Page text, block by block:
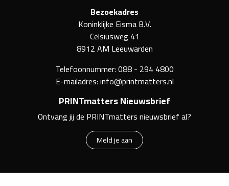
Bezoekadres
Koninklijke Eisma B.V.
Celsiusweg 41
8912 AM Leeuwarden
Telefoonnummer:088 - 294 4800
E-mailadres:info@printmatters.nl
PRINTmatters Nieuwsbrief
Ontvang jij de PRINTmatters nieuwsbrief al?
Meld je aan